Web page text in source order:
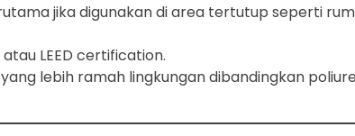
jika digunakan di area tertutup seperti
LEED certification.
lebih ramah lingkungan dibandingkan